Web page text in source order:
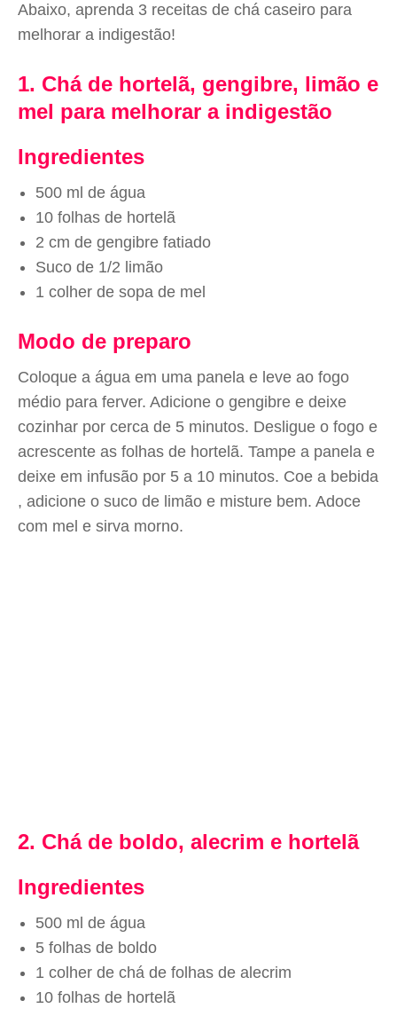
Abaixo, aprenda 3 receitas de chá caseiro para
melhorar a indigestão!
1. Chá de hortelã, gengibre, limão e
mel para melhorar a indigestão
Ingredientes
500 ml de água
10 folhas de hortelã
2 cm de gengibre fatiado
Suco de 1/2 limão
1 colher de sopa de mel
Modo de preparo
Coloque a água em uma panela e leve ao fogo
médio para ferver. Adicione o gengibre e deixe
cozinhar por cerca de 5 minutos. Desligue o fogo e
acrescente as folhas de hortelã. Tampe a panela e
deixe em infusão por 5 a 10 minutos. Coe a bebida
, adicione o suco de limão e misture bem. Adoce
com mel e sirva morno.
2. Chá de boldo, alecrim e hortelã
Ingredientes
500 ml de água
5 folhas de boldo
1 colher de chá de folhas de alecrim
10 folhas de hortelã